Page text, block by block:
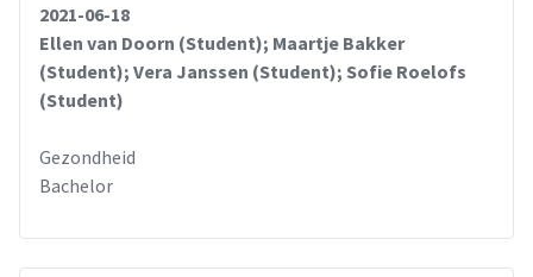
2021-06-18
Ellen van Doorn (Student); Maartje Bakker
(Student); Vera Janssen (Student); Sofie Roelofs
(Student)
Gezondheid
Bachelor